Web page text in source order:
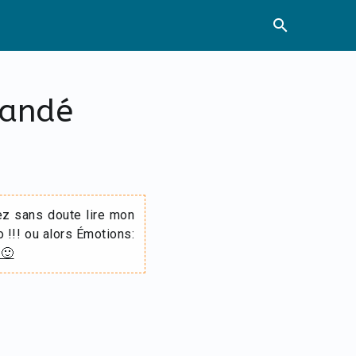
search
sans doute lire mon
!!! ou alors Émotions: